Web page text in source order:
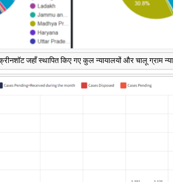
जहाँ स्थापित किए गए कुल न्यायालयों और चालू ग्राम